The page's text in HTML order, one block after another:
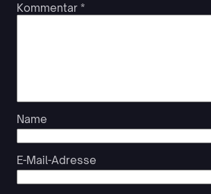
Kommentar *
Name
E-Mail-Adresse